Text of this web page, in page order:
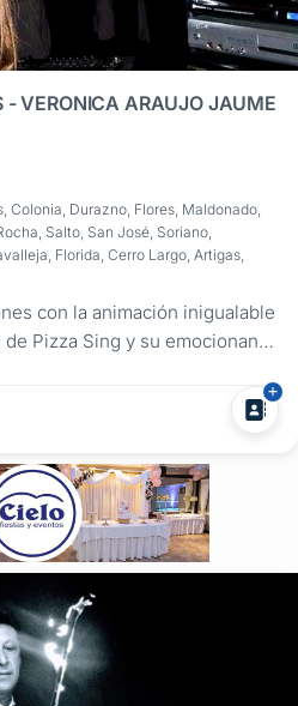
- VERONICA ARAUJO JAUME
Colonia, Durazno, Flores, Maldonado,
Salto, San José, Soriano,
Florida, Cerro Largo, Artigas,
con la animación inigualable
Pizza Sing y su emocionante
Despedida de Año,
Evento sea una experiencia